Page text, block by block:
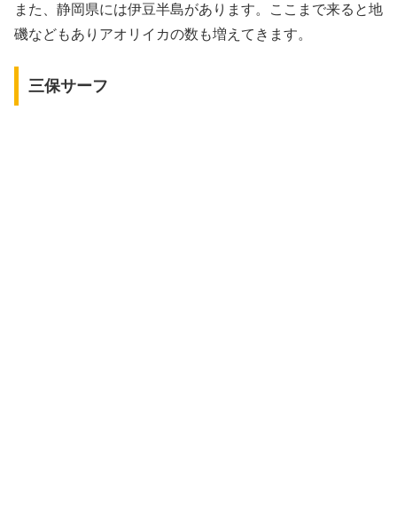
また、静岡県には伊豆半島があります。ここまで来ると地
磯などもありアオリイカの数も増えてきます。
三保サーフ